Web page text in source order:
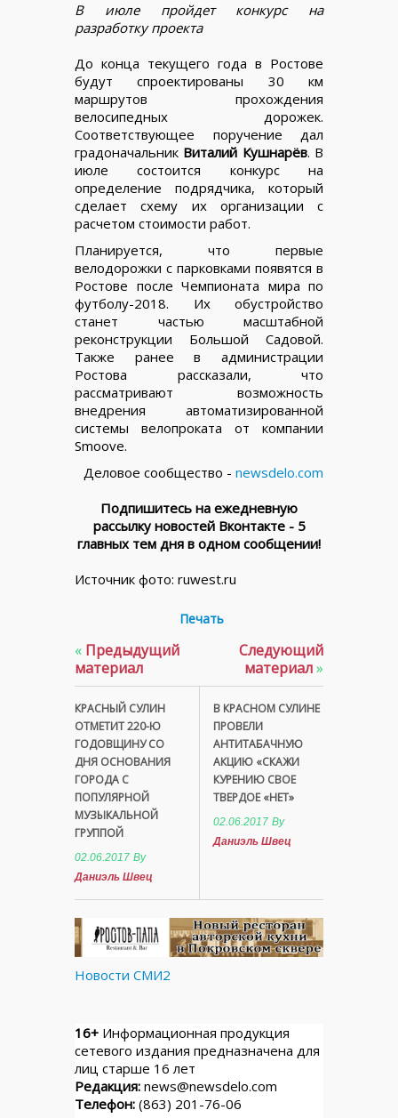
В июле пройдет конкурс на
разработку проекта
До конца текущего года в Ростове
будут спроектированы 30 км
маршрутов прохождения
велосипедных дорожек.
Соответствующее поручение дал
градоначальник Виталий Кушнарёв. В
июле состоится конкурс на
определение подрядчика, который
сделает схему их организации с
расчетом стоимости работ.
Планируется, что первые
велодорожки с парковками появятся в
Ростове после Чемпионата мира по
футболу-2018. Их обустройство
станет частью масштабной
реконструкции Большой Садовой.
Также ранее в администрации
Ростова рассказали, что
рассматривают возможность
внедрения автоматизированной
системы велопроката от компании
Smoove.
Деловое сообщество - newsdelo.com
Подпишитесь на ежедневную
рассылку новостей Вконтакте - 5
главных тем дня в одном сообщении!
Источник фото: ruwest.ru
Печать
« Предыдущий
материал
КРАСНЫЙ СУЛИН
ОТМЕТИТ 220-Ю
ГОДОВЩИНУ СО
ДНЯ ОСНОВАНИЯ
ГОРОДА С
ПОПУЛЯРНОЙ
МУЗЫКАЛЬНОЙ
ГРУППОЙ
02.06.2017 By
Даниэль Швец
Следующий
материал»
В КРАСНОМ СУЛИНЕ
ПРОВЕЛИ
АНТИТАБАЧНУЮ
АКЦИЮ «СКАЖИ
КУРЕНИЮ СВОЕ
ТВЕРДОЕ «НЕТ»
02.06.2017 By
Даниэль Швец
Новости СМИ2
16+ Информационная продукция
сетевого издания предназначена для
лиц старше 16 лет
Редакция: news@newsdelo.com
Телефон: (863) 201-76-06